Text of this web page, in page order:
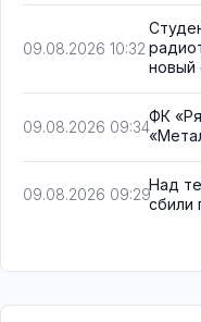
09.08.2026 10:32
новый
09.08.2026 09:34
ФК
09.08.2026 09:29
Над
сбили